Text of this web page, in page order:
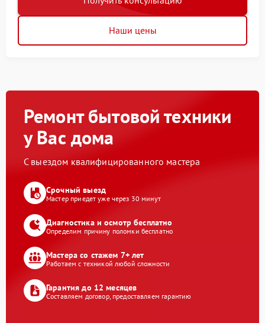
Наши цены
Ремонт бытовой техники
у Вас дома
С выездом квалифицированного мастера
Срочный выезд
Мастер приедет уже через 30 минут
Диагностика и осмотр бесплатно
Определим причину поломки бесплатно
Мастера со стажем 7+ лет
Работаем с техникой любой сложности
Гарантия до 12 месяцев
Составляем договор, предоставляем гарантию